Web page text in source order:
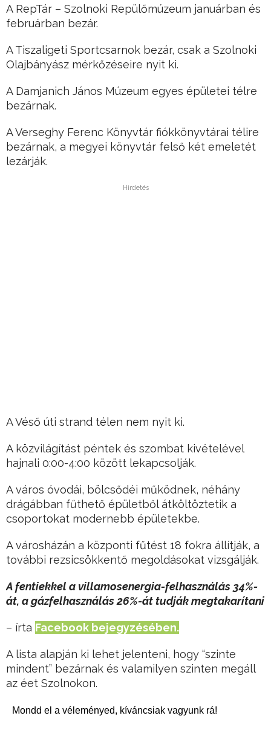
A RepTár – Szolnoki Repülőmúzeum januárban és
februárban bezár.
A Tiszaligeti Sportcsarnok bezár, csak a Szolnoki
Olajbányász mérkőzéseire nyit ki.
A Damjanich János Múzeum egyes épületei télre
bezárnak.
A Verseghy Ferenc Könyvtár fiókkönyvtárai télire
bezárnak, a megyei könyvtár felső két emeletét
lezárják.
Hirdetés
A Véső úti strand télen nem nyit ki.
A közvilágítást péntek és szombat kivételével
hajnali 0:00-4:00 között lekapcsolják.
A város óvodái, bölcsődéi működnek, néhány
drágábban fűthető épületből átköltöztetik a
csoportokat modernebb épületekbe.
A városházán a központi fűtést 18 fokra állítják, a
további rezsicsökkentő megoldásokat vizsgálják.
A fentiekkel a villamosenergia-felhasználás 34%-
át, a gázfelhasználás 26%-át tudják megtakarítani
– írta Facebook bejegyzésében.
A lista alapján ki lehet jelenteni, hogy “szinte
mindent” bezárnak és valamilyen szinten megáll
az éet Szolnokon.
Mondd el a véleményed, kíváncsiak vagyunk rá!